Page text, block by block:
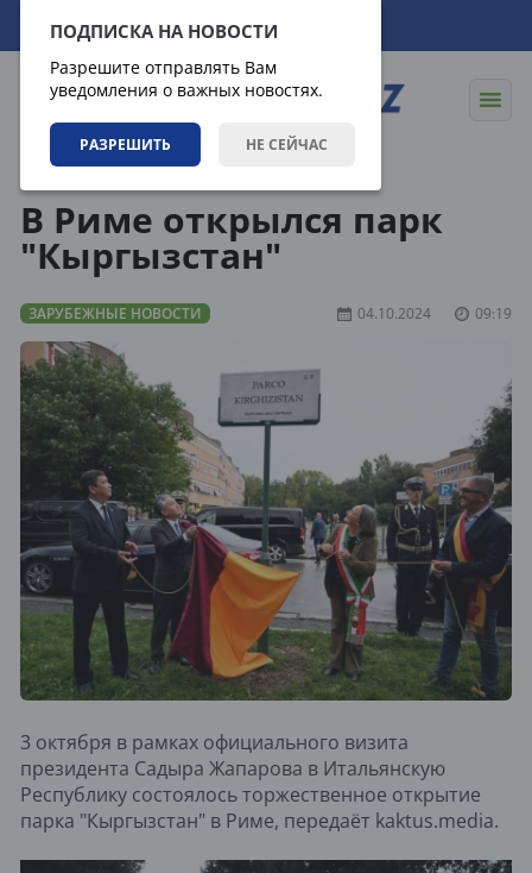
ПОДПИСКА НА НОВОСТИ
Разрешите отправлять Вам
уведомления о важных новостях.
РАЗРЕШИТЬ НЕ СЕЙЧАС
07.08.2026 21:21:36
В Риме открылся парк
"Кыргызстан"
ЗАРУБЕЖНЫЕ НОВОСТИ 04.10.2024 09:19
3 октября в рамках официального визита
президента Садыра Жапарова в Итальянскую
Республику состоялось торжественное открытие
парка "Кыргызстан" в Риме, передаёт kaktus.media.